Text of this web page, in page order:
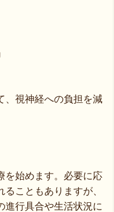
、視神経への負担を減
を始めます。必要に応
こともありますが、
進行具合や生活状況に